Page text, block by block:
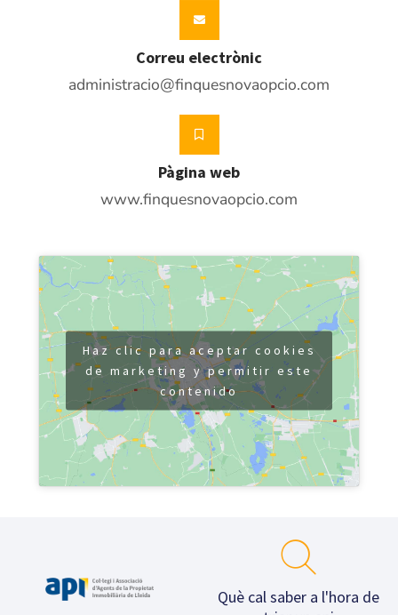
Correu electrònic
administracio@finquesnovaopcio.com
Pàgina web
www.finquesnovaopcio.com
Haz clic para aceptar cookies
de marketing y permitir este
contenido
Què cal saber a l'hora de